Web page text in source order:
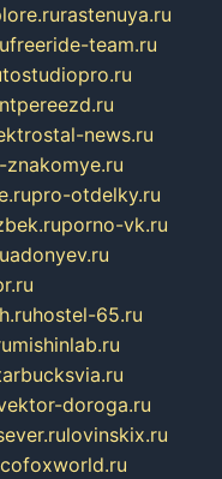
rastenuya.ru
freeride-team.ru
news.ru
znakomye.ru
pro-otdelky.ru
porno-vk.ru
adonyev.ru
hostel-65.ru
mishinlab.ru
doroga.ru
lovinskix.ru